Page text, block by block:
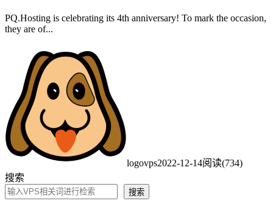
PQ.Hosting is celebrating its 4th anniversary! To mark the occasion,
they are of...
logovps2022-12-14阅读(734)
搜索
搜索